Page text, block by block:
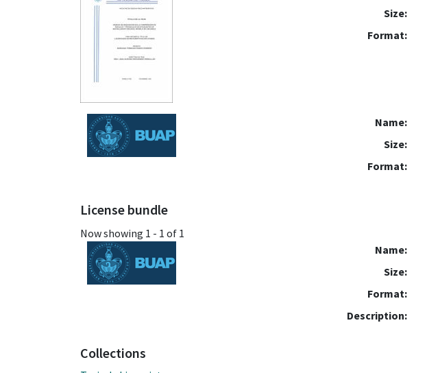
Size:
Format:
Name:
Size:
Format:
License bundle
Now showing 1 - 1 of 1
Name:
Size:
Format:
Description:
Collections